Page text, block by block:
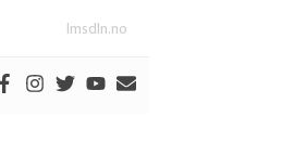
lmsdln.no